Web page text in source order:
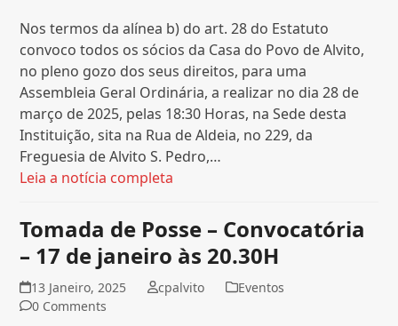
Nos termos da alínea b) do art. 28 do Estatuto
convoco todos os sócios da Casa do Povo de Alvito,
no pleno gozo dos seus direitos, para uma
Assembleia Geral Ordinária, a realizar no dia 28 de
março de 2025, pelas 18:30 Horas, na Sede desta
Instituição, sita na Rua de Aldeia, no 229, da
Freguesia de Alvito S. Pedro,…
Leia a notícia completa
Tomada de Posse – Convocatória
– 17 de janeiro às 20.30H
13 Janeiro, 2025 cpalvito
Eventos
0 Comments